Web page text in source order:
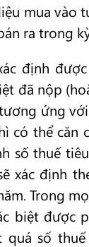
mua vào
ra trong
định
đã nộp
ứng
có thể căn
số thuế
xác định
Trong
biệt được
số